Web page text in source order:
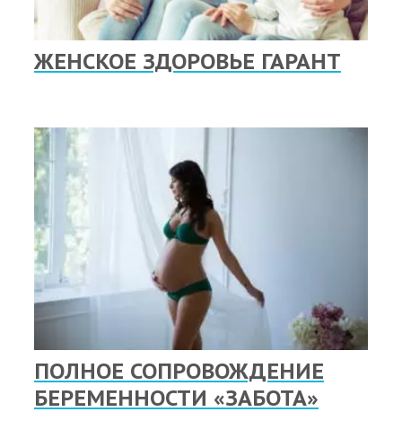
ЖЕНСКОЕ ЗДОРОВЬЕ ГАРАНТ
ПОЛНОЕ СОПРОВОЖДЕНИЕ
БЕРЕМЕННОСТИ «ЗАБОТА»